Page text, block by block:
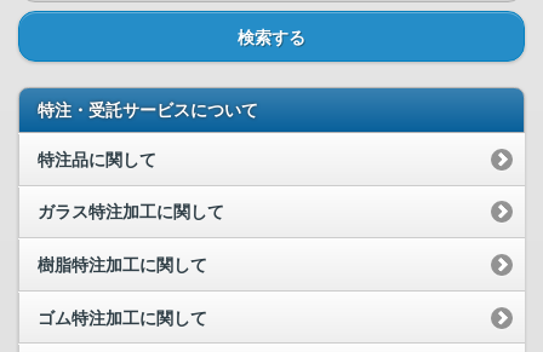
検索する
特注・受託サービスについて
特注品に関して
ガラス特注加工に関して
樹脂特注加工に関して
ゴム特注加工に関して